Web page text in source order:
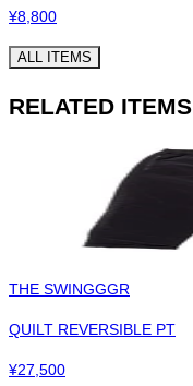
¥8,800
ALL ITEMS
RELATED ITEMS
THE SWINGGGR
QUILT REVERSIBLE PT
¥27,500